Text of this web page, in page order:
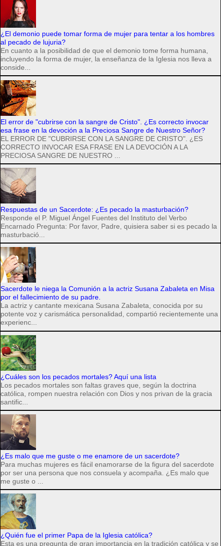
¿El demonio puede tomar forma de mujer para tentar a los hombres
al pecado de lujuria?
En cuanto a la posibilidad de que el demonio tome forma humana,
incluyendo la forma de mujer, la enseñanza de la Iglesia nos lleva a
conside...
El error de "cubrirse con la sangre de Cristo". ¿Es correcto invocar
esa frase en la devoción a la Preciosa Sangre de Nuestro Señor?
EL ERROR DE "CUBRIRSE CON LA SANGRE DE CRISTO". ¿ES
CORRECTO INVOCAR ESA FRASE EN LA DEVOCIÓN A LA
PRECIOSA SANGRE DE NUESTRO ...
Respuestas de un Sacerdote: ¿Es pecado la masturbación?
Responde el P. Miguel Ángel Fuentes del Instituto del Verbo
Encarnado Pregunta: Por favor, Padre, quisiera saber si es pecado la
masturbació...
Sacerdote le niega la Comunión a la actriz Susana Zabaleta en Misa
por el fallecimiento de su padre.
La actriz y cantante mexicana Susana Zabaleta, conocida por su
potente voz y carismática personalidad, compartió recientemente una
experienc...
¿Cuáles son los pecados mortales? Aquí una lista
Los pecados mortales son faltas graves que, según la doctrina
católica, rompen nuestra relación con Dios y nos privan de la gracia
santific...
¿Es malo que me guste o me enamore de un sacerdote?
Para muchas mujeres es fácil enamorarse de la figura del sacerdote
por ser una persona que nos consuela y acompaña. ¿Es malo que
me guste o ...
¿Quién fue el primer Papa de la Iglesia católica?
Esta es una pregunta de gran importancia en la tradición católica y se